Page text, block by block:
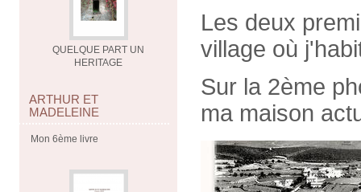
QUELQUE PART UN
HERITAGE
ARTHUR ET
MADELEINE
Mon 6ème livre
Les deux
village où
Sur la 2ème
ma maison